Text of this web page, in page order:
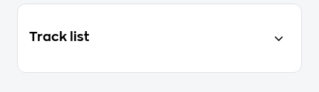
Track list